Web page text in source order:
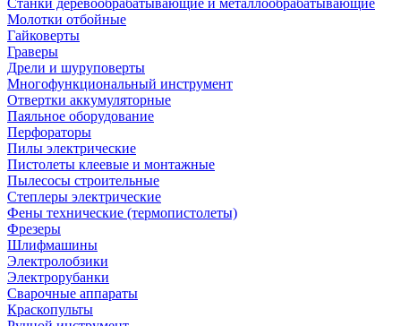
Молотки отбойные
Гайковерты
Граверы
Дрели и шуруповерты
Многофункциональный инструмент
Отвертки аккумуляторные
Паяльное оборудование
Перфораторы
Пилы электрические
Пистолеты клеевые и монтажные
Пылесосы строительные
Степлеры электрические
Фены технические (термопистолеты)
Фрезеры
Шлифмашины
Электролобзики
Электрорубанки
Сварочные аппараты
Краскопульты